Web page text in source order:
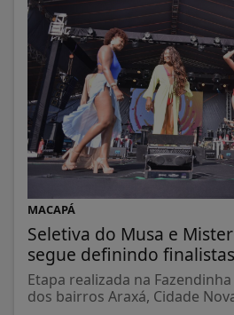
MACAPÁ
Seletiva do Musa e
segue definindo
Etapa realizada na
dos bairros Araxá, Cidade